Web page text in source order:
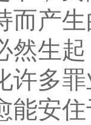
而产
然生
许多
能安